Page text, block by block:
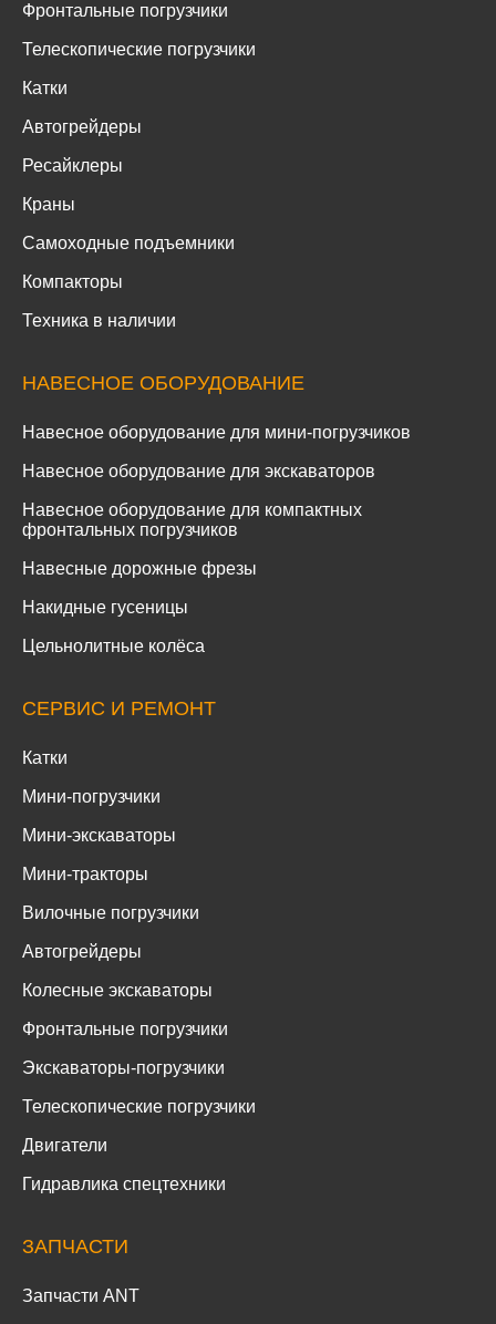
Фронтальные погрузчики
Телескопические погрузчики
Катки
Автогрейдеры
Ресайклеры
Краны
Самоходные подъемники
Компакторы
Техника в наличии
НАВЕСНОЕ ОБОРУДОВАНИЕ
Навесное оборудование для мини-погрузчиков
Навесное оборудование для экскаваторов
Навесное оборудование для компактных
фронтальных погрузчиков
Навесные дорожные фрезы
Накидные гусеницы
Цельнолитные колёса
СЕРВИС И РЕМОНТ
Катки
Мини-погрузчики
Мини-экскаваторы
Мини-тракторы
Вилочные погрузчики
Автогрейдеры
Колесные экскаваторы
Фронтальные погрузчики
Экскаваторы-погрузчики
Телескопические погрузчики
Двигатели
Гидравлика спецтехники
ЗАПЧАСТИ
Запчасти ANT